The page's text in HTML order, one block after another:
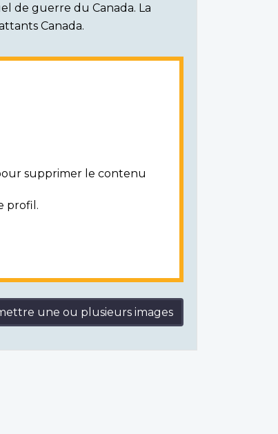
de guerre du Canada. La
Canada.
supprimer le contenu
profil.
une ou plusieurs images